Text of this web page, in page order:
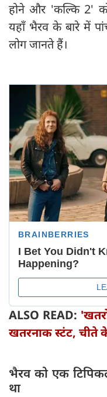
होने और 'कल्कि 2'
यहाँ भैरव के बारे में
लोग जानते हैं।
ALSO READ:
खतरनाक स्टंट, चीते
​भैरव को एक
था